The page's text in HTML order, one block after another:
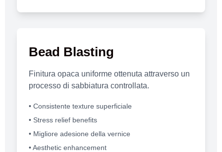
Bead Blasting
Finitura opaca uniforme ottenuta attraverso un
processo di sabbiatura controllata.
• Consistente texture superficiale
• Stress relief benefits
• Migliore adesione della vernice
• Aesthetic enhancement